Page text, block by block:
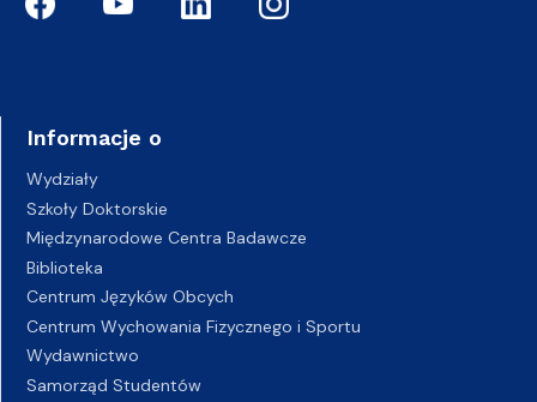
Informacje o
Wydziały
Szkoły Doktorskie
Międzynarodowe Centra Badawcze
Biblioteka
Centrum Języków Obcych
Centrum Wychowania Fizycznego i Sportu
Wydawnictwo
Samorząd Studentów